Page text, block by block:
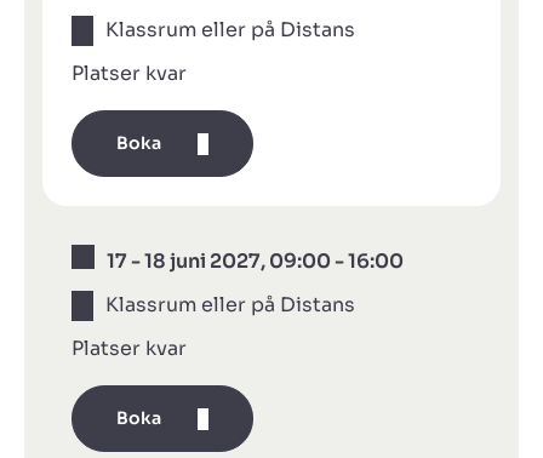
Klassrum eller på Distans
Platser kvar
Boka
17 - 18 juni 2027, 09:00 - 16:00
Klassrum eller på Distans
Platser kvar
Boka